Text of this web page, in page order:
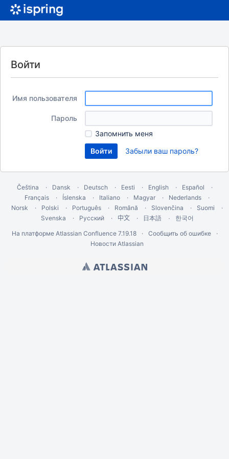
Войти
Имя пользователя
Пароль
Запомнить меня
Забыли ваш пароль?
Čeština Dansk Deutsch Eesti English
Español
Français
Íslenska Italiano Magyar
Nederlands
Norsk
Polski Português Română Slovenčina
Suomi
Svenska
Русский 中文 日本語
한국어
На платформе Atlassian Confluence 7.19.18
Сообщить об ошибке
Новости Atlassian